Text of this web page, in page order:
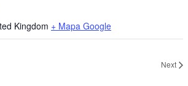
Kingdom + Mapa Google
Next